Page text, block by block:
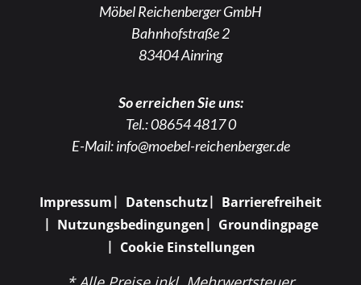
Möbel Reichenberger GmbH
Bahnhofstraße 2
83404 Ainring
So erreichen Sie uns:
Tel.:08654 4817 0
E-Mail:info@moebel-reichenberger.de
Impressum Datenschutz
Barrierefreiheit
Nutzungsbedingungen
Groundingpage
Cookie Einstellungen